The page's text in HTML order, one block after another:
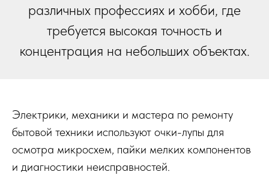
различных профессиях и хобби, где
требуется высокая точность и
концентрация на небольших объектах.
Электрики, механики и мастера по ремонту
бытовой техники используют очки-лупы для
осмотра микросхем, пайки мелких компонентов
и диагностики неисправностей.